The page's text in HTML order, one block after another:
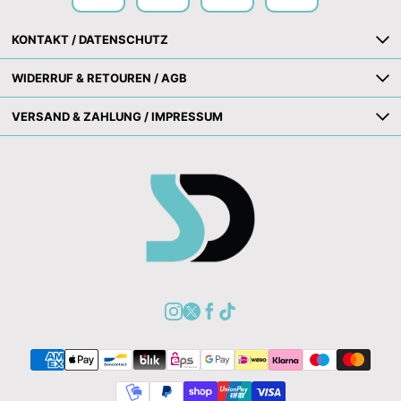
KONTAKT / DATENSCHUTZ
WIDERRUF & RETOUREN / AGB
VERSAND & ZAHLUNG / IMPRESSUM